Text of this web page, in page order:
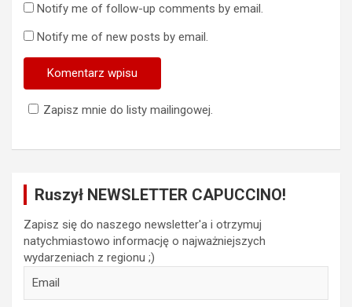
Notify me of follow-up comments by email.
Notify me of new posts by email.
Zapisz mnie do listy mailingowej.
Ruszył NEWSLETTER CAPUCCINO!
Zapisz się do naszego newsletter'a i otrzymuj
natychmiastowo informację o najważniejszych
wydarzeniach z regionu ;)